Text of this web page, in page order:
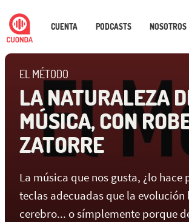
CUENTA PODCASTS NOSOTROS
EL MÉTODO
LA NATURALEZA
MÚSICA, CON
ZATORRE
La música que nos gusta, ¿lo hace
teclas adecuadas que la evolución
cerebro... o símplemente porque